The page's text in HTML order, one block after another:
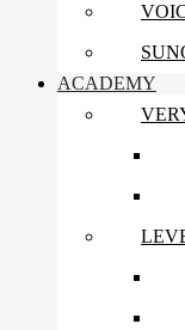
ACADEMY